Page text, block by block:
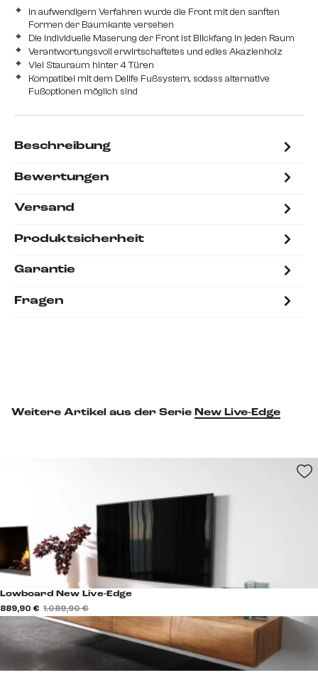
In aufwendigem Verfahren wurde die Front mit den sanften
Formen der Baumkante versehen
Die individuelle Maserung der Front ist Blickfang in jeden Raum
Verantwortungsvoll erwirtschaftetes und edles Akazienholz
Viel Stauraum hinter 4 Türen
Kompatibel mit dem Delife Fußsystem, sodass alternative
Fußoptionen möglich sind
Beschreibung
Bewertungen
Versand
Produktsicherheit
Garantie
Fragen
Weitere Artikel aus der Serie New Live-Edge
Lowboard New Live-Edge
889,90 € 1.089,90 €